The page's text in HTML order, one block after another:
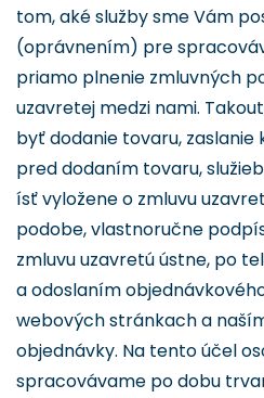
tom, aké služby sme Vám
(oprávnením) pre
priamo plnenie zmluvných
uzavretej medzi nami.
byť dodanie tovaru,
pred dodaním tovaru,
ísť vyložene o zmluvu
podobe, vlastnoručne
zmluvu uzavretú ústne, po
a odoslaním
webových stránkach a
objednávky. Na tento účel
spracovávame po dobu